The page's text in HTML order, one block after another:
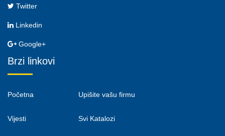
Twitter
Linkedin
Google+
Brzi linkovi
Početna
Vijesti
Upišite vašu firmu
Svi Katalozi